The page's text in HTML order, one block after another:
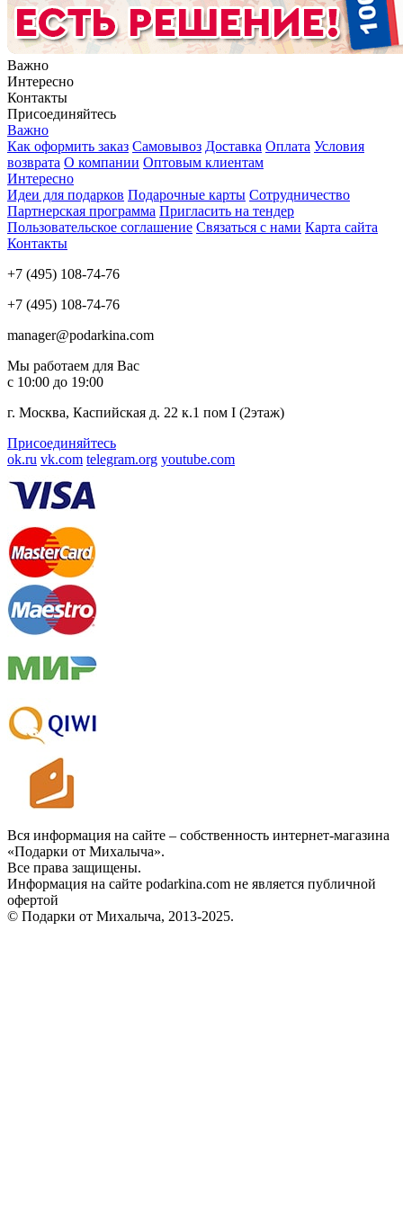
Важно
Интересно
Контакты
Присоединяйтесь
Важно
Как оформить заказ Самовывоз Доставка Оплата Условия
возврата О компании Оптовым клиентам
Интересно
Идеи для подарков Подарочные карты Сотрудничество
Партнерская программа Пригласить на тендер
Пользовательское соглашение Связаться с нами Карта сайта
Контакты
+7 (495) 108-74-76
+7 (495) 108-74-76
manager@podarkina.com
Мы работаем для Вас
с 10:00 до 19:00
г. Москва, Каспийская д. 22 к.1 пом I (2этаж)
Присоединяйтесь
ok.ru vk.com telegram.org youtube.com
Вся информация на сайте – собственность интернет-магазина
«Подарки от Михалыча».
Все права защищены.
Информация на сайте podarkina.com не является публичной
офертой
© Подарки от Михалыча, 2013-2025.